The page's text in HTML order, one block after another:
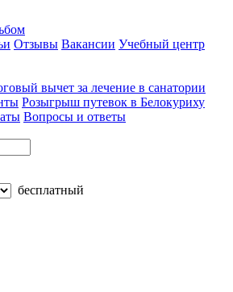
Отзывы Вакансии Учебный центр
вычет за лечение в санатории
Розыгрыш путевок в Белокуриху
Вопросы и ответы
бесплатный